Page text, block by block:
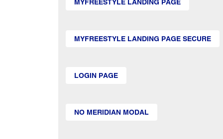
MYFREESTYLE LANDING PAGE
MYFREESTYLE LANDING PAGE SECURE
LOGIN PAGE
NO MERIDIAN MODAL